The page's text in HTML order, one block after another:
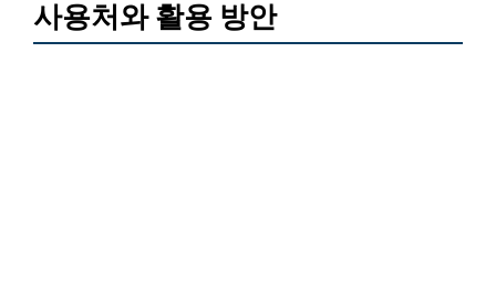
사용처와 활용 방안